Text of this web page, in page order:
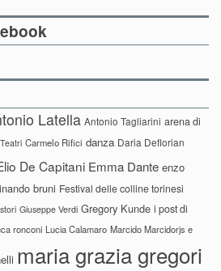
Latella Antonio Tagliarini arena di
Carmelo Rifici danza Daria Deflorian
De Capitani Emma Dante enzo
bruni Festival delle colline torinesi
Giuseppe Verdi Gregory Kunde i post di
ronconi Lucia Calamaro Marcido Marcidorjs e
maria grazia gregori